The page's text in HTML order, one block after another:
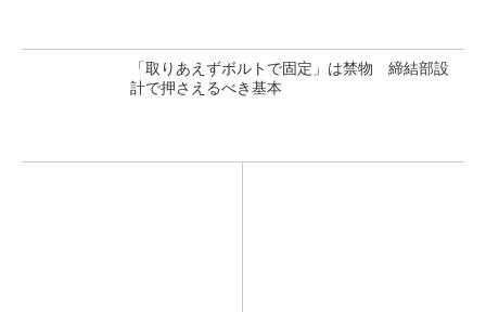
「取りあえずボルトで固定」は禁物 締結部設
計で押さえるべき基本